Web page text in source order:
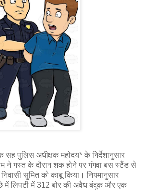
पुलिस अधीक्षक महोदय* के निर्देशानुसार
ने गस्त के दौरान शक होने पर गंगवा बस स्टैंड से
सुमित को काबू किया। नियमानुसार
में लिपटी में 312 बोर की अवैध बंदूक और एक